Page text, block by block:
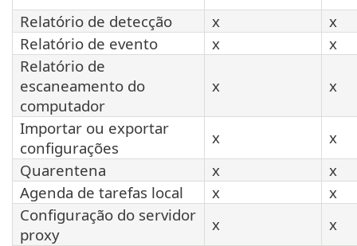
Relatório de detecção
x
x
Relatório de evento
x
x
Relatório de
escaneamento do
computador
x x
Importar ou exportar
configurações
x
x
Quarentena
x
x
Agenda de tarefas local
x
x
Configuração do servidor
proxy
x x